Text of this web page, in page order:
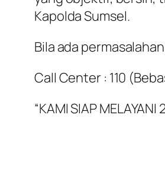
Kapolda Sumsel.
Bila ada
Call Center : 110
“KAMI SIAP MELAYANI